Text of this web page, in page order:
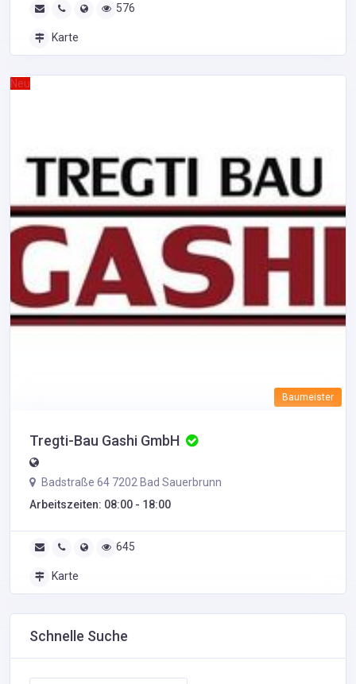
576
Karte
Neu
Baumeister
Tregti-Bau Gashi GmbH
Badstraße 64 7202 Bad Sauerbrunn
Arbeitszeiten: 08:00 - 18:00
645
Karte
Schnelle Suche